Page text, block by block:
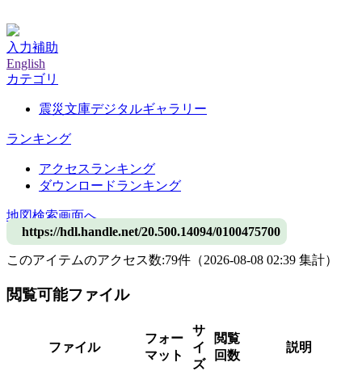
入力補助
English
カテゴリ
震災文庫デジタルギャラリー
ランキング
アクセスランキング
ダウンロードランキング
地図検索画面へ
https://hdl.handle.net/20.500.14094/0100475700
このアイテムのアクセス数:79件 （2026-08-08 02:39 集計）
閲覧可能ファイル
ファイル
フォー
マット
サ
イ
ズ
閲覧
回数
説明